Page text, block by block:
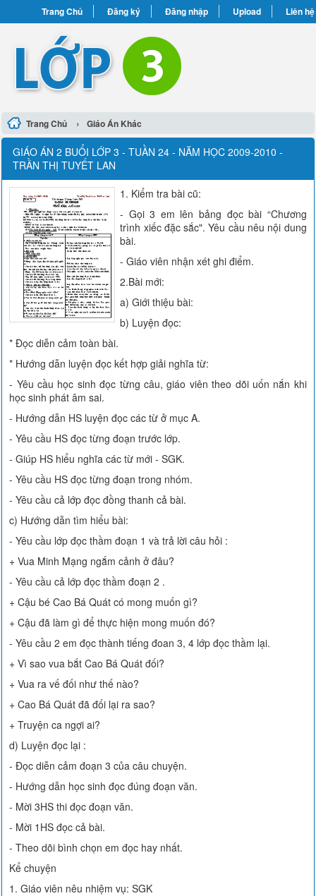
Trang Chủ Đăng ký Đăng nhập Upload Liên hệ
Trang Chủ › Giáo Án Khác
GIÁO ÁN 2 BUỔI LỚP 3 - TUẦN 24 - NĂM HỌC 2009-2010 -
TRẦN THỊ TUYẾT LAN
1. Kiểm tra bài cũ:
- Gọi 3 em lên bảng đọc bài “Chương
trình xiếc đặc sắc". Yêu cầu nêu nội dung
bài.
- Giáo viên nhận xét ghi điểm.
2.Bài mới:
a) Giới thiệu bài:
b) Luyện đọc:
* Đọc diễn cảm toàn bài.
* Hướng dẫn luyện đọc kết hợp giải nghĩa từ:
- Yêu cầu học sinh đọc từng câu, giáo viên theo dõi uốn nắn khi
học sinh phát âm sai.
- Hướng dẫn HS luyện đọc các từ ở mục A.
- Yêu cầu HS đọc từng đoạn trước lớp.
- Giúp HS hiểu nghĩa các từ mới - SGK.
- Yêu cầu HS đọc từng đoạn trong nhóm.
- Yêu cầu cả lớp đọc đồng thanh cả bài.
c) Hướng dẫn tìm hiểu bài:
- Yêu cầu lớp đọc thầm đoạn 1 và trả lời câu hỏi :
+ Vua Minh Mạng ngắm cảnh ở đâu?
- Yêu cầu cả lớp đọc thầm đoạn 2 .
+ Cậu bé Cao Bá Quát có mong muốn gì?
+ Cậu đã làm gì để thực hiện mong muốn đó?
- Yêu cầu 2 em đọc thành tiếng đoan 3, 4 lớp đọc thầm lại.
+ Vì sao vua bắt Cao Bá Quát đối?
+ Vua ra vế đối như thế nào?
+ Cao Bá Quát đã đối lại ra sao?
+ Truyện ca ngợi ai?
d) Luyện đọc lại :
- Đọc diễn cảm đoạn 3 của câu chuyện.
- Hướng dẫn học sinh đọc đúng đoạn văn.
- Mời 3HS thi đọc đoạn văn.
- Mời 1HS đọc cả bài.
- Theo dõi bình chọn em đọc hay nhất.
Kể chuyện
1. Giáo viên nêu nhiệm vụ: SGK